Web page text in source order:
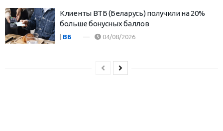
Клиенты ВТБ (Беларусь) получили на 20%
больше бонусных баллов
ВБ 04/08/2026